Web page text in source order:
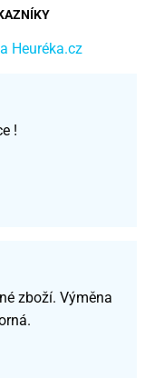
Heuréka.cz
!
zboží. Výměna